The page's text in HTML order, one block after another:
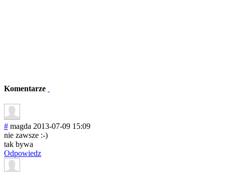
Komentarze
# magda 2013-07-09 15:09
nie zawsze :-)
tak bywa
Odpowiedz